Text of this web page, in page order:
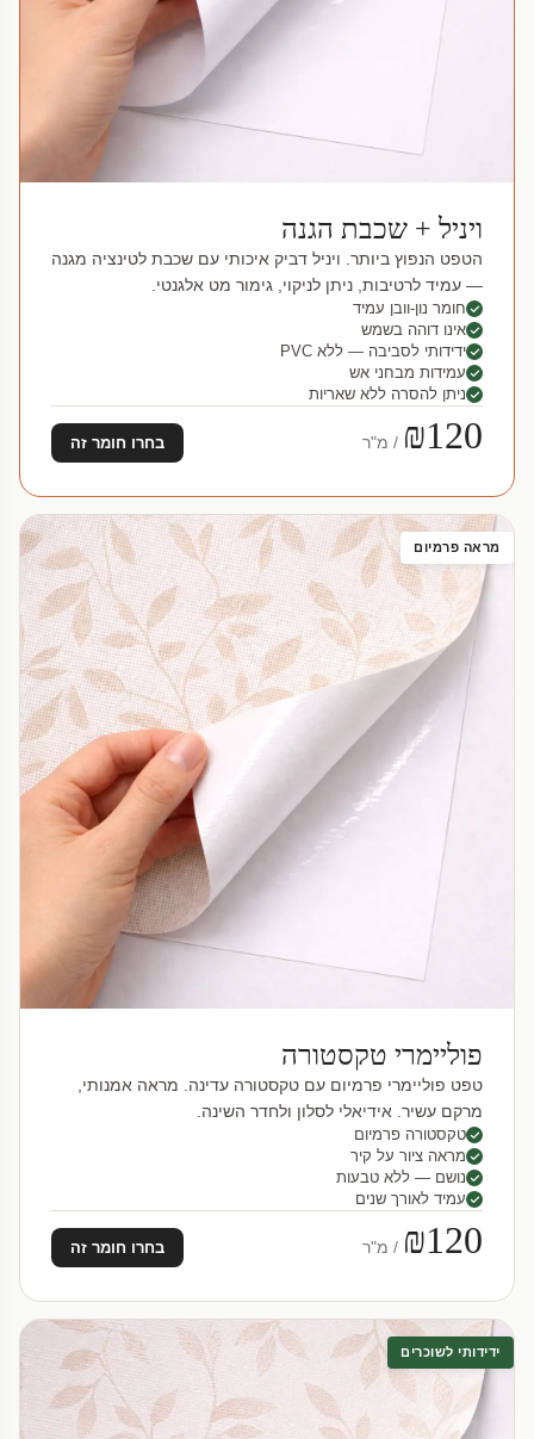
ויניל + שכבת הגנה
הטפט הנפוץ ביותר. ויניל דביק איכותי עם שכבת לטינציה מגנה
— עמיד לרטיבות, ניתן לניקוי, גימור מט אלגנטי.
חומר נון-וובן עמיד
אינו דוהה בשמש
ידידותי לסביבה — ללא PVC
עמידות מבחני אש
ניתן להסרה ללא שאריות
₪120 / מ"ר בחרו חומר זה
מראה פרמיום
פוליימרי טקסטורה
טפט פוליימרי פרמיום עם טקסטורה עדינה. מראה אמנותי,
מרקם עשיר. אידיאלי לסלון ולחדר השינה.
טקסטורה פרמיום
מראה ציור על קיר
נושם — ללא טבעות
עמיד לאורך שנים
₪120 / מ"ר בחרו חומר זה
ידידותי לשוכרים